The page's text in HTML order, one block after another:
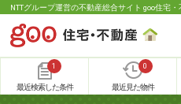
NTTグループ運営の不動産総合サイト goo住宅・
1
最近検索した条件
0
最近見た物件